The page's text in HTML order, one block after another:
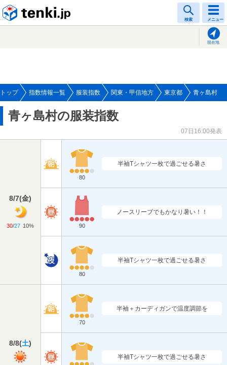
検索 メニュー
現在地
トップ 指数情報一覧 服装指数 関東・甲信地方 東京都 青ヶ島村
青ヶ島村の服装指数
07日16:00発表
8/7(金)
30/27 10%
80
半袖Tシャツ一枚で過ごせる暑さ
90
ノースリーブでもかなり暑い！！
80
半袖Tシャツ一枚で過ごせる暑さ
8/8(土)
70
半袖＋カーディガンで温度調節を
半袖Tシャツ一枚で過ごせる暑さ